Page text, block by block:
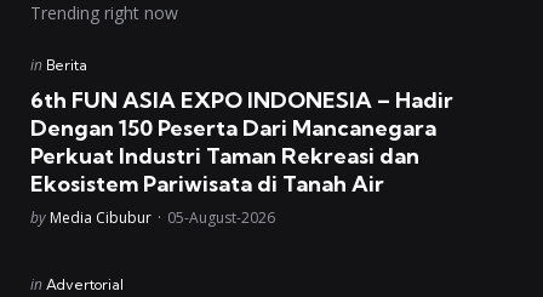
Trending right now
Posted
in Berita
6th FUN ASIA EXPO INDONESIA – Hadir
Dengan 150 Peserta Dari Mancanegara
Perkuat Industri Taman Rekreasi dan
Ekosistem Pariwisata di Tanah Air
Posted
by Media Cibubur 05-August-2026
Posted
in Advertorial